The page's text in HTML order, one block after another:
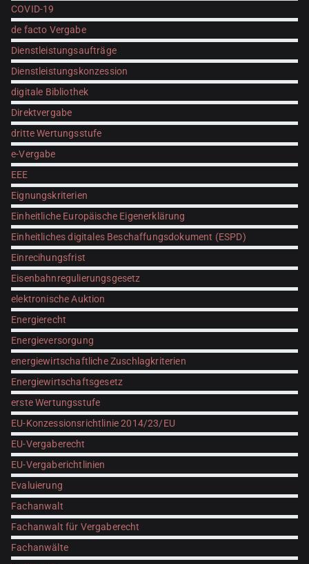
COVID-19
de facto Vergabe
Dienstleistungsaufträge
Dienstleistungskonzession
digitale Bibliothek
Direktvergabe
dritte Wertungsstufe
e-Vergabe
EEE
Eignungskriterien
Einheitliche Europäische Eigenerklärung
Einheitliches digitales Beschaffungsdokument (ESPD)
Einrecihungsfrist
Eisenbahnregulierungsgesetz
elektronische Auktion
Energierecht
Energieversorgung
energiewirtschaftliche Zuschlagkriterien
Energiewirtschaftsgesetz
erste Wertungsstufe
EU-Konzessionsrichtlinie 2014/23/EU
EU-Vergaberecht
EU-Vergaberichtlinien
Evaluierung
Fachanwalt
Fachanwalt für Vergaberecht
Fachanwälte